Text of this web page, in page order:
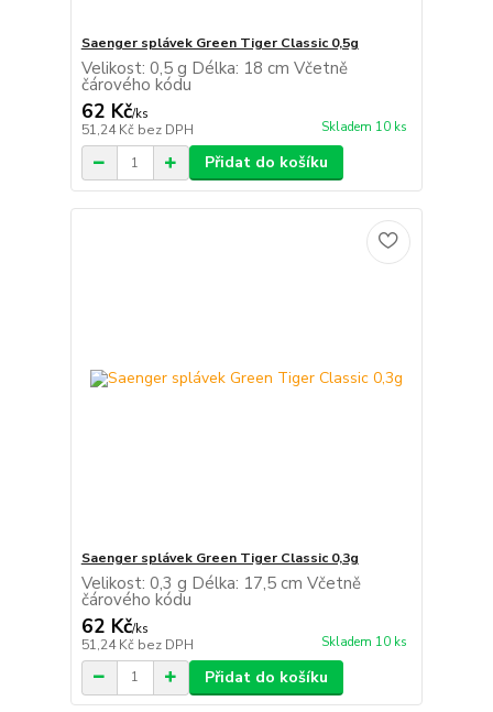
Saenger splávek Green Tiger Classic 0,5g
Velikost: 0,5 g Délka: 18 cm Včetně
čárového kódu
62 Kč/ks
51,24 Kč bez DPH Skladem 10 ks
Přidat do košíku
Saenger splávek Green Tiger Classic 0,3g
Velikost: 0,3 g Délka: 17,5 cm Včetně
čárového kódu
62 Kč/ks
51,24 Kč bez DPH Skladem 10 ks
Přidat do košíku